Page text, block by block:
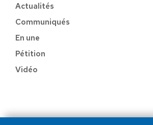
Actualités
Communiqués
En une
Pétition
Vidéo